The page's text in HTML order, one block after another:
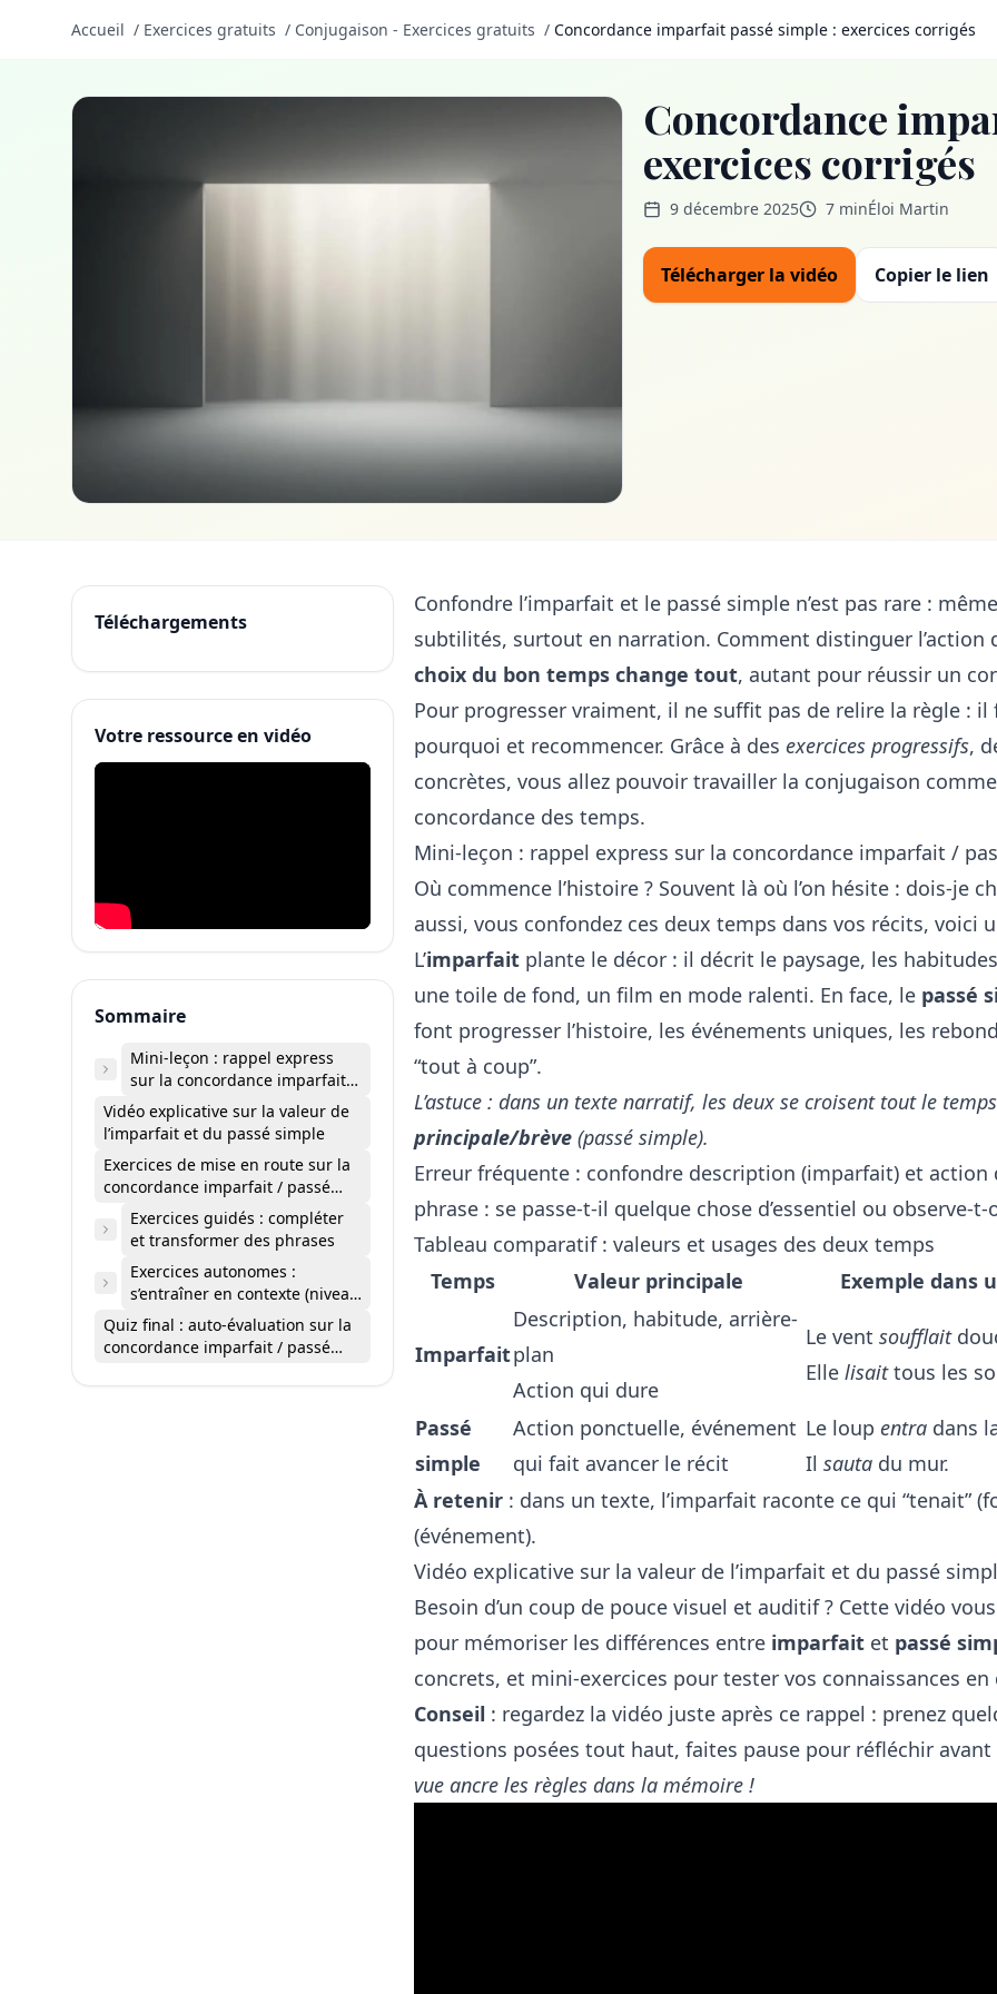
Accueil / Exercices gratuits / Conjugaison - Exercices gratuits / Concordance imparfait passé simple : exercices corrigés
Concordance
exercices corrigés
9 décembre 2025 7 minÉloi Martin
Télécharger la vidéo Copier le lien
Téléchargements
Votre ressource en vidéo
Sommaire
Mini-leçon : rappel express
sur la concordance imparfait /
passé simple
Vidéo explicative sur la valeur de
l’imparfait et du passé simple
Exercices de mise en route sur la
concordance imparfait / passé
simpleExercices guidés : compléter
et transformer des phrases
Exercices autonomes :
s’entraîner en contexte (niveau
avancé)
Quiz final : auto-évaluation sur la
concordance imparfait / passé
Confondre l’imparfait et le passé simple n’est pas rare :
subtilités, surtout en narration. Comment distinguer l’action
choix du bon temps change tout, autant pour réussir un
Pour progresser vraiment, il ne suffit pas de relire la règle : il
pourquoi et recommencer. Grâce à des exercices progressifs,
concrètes, vous allez pouvoir travailler la conjugaison
concordance des temps.
Mini-leçon : rappel express sur la concordance imparfait /
Où commence l’histoire ? Souvent là où l’on hésite : dois-je
aussi, vous confondez ces deux temps dans vos récits, voici
L’imparfait plante le décor : il décrit le paysage, les
une toile de fond, un film en mode ralenti. En face, le passé
font progresser l’histoire, les événements uniques, les
“tout à coup”.
L’astuce : dans un texte narratif, les deux se croisent tout le
principale/brève (passé simple).
Erreur fréquente : confondre description (imparfait) et action
phrase : se passe-t-il quelque chose d’essentiel ou observe-
Tableau comparatif : valeurs et usages des deux temps
Temps
Valeur principale Exemple dans
Imparfait
Description, habitude, arrière-
plan
Action qui dure
Le ventsoufflait
Ellelisaittous les
Passé
simple
Action ponctuelle, événement
qui fait avancer le récit
Le loup entra dans
Ilsauta du mur.
À retenir : dans un texte, l’imparfait raconte ce qui “tenait”
(événement).
Vidéo explicative sur la valeur de l’imparfait et du passé
Besoin d’un coup de pouce visuel et auditif ? Cette vidéo
pour mémoriser les différences entre imparfait et passé
concrets, et mini-exercices pour tester vos connaissances
Conseil : regardez la vidéo juste après ce rappel : prenez
questions posées tout haut, faites pause pour réfléchir
vue ancre les règles dans la mémoire !